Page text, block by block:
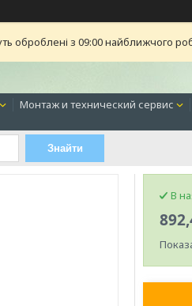
оброблені з 09:00 найближчого
Монтаж и технический сервис
Знайти
В